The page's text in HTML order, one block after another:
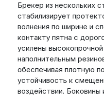
Брекер из нескольких
стабилизирует
волнения по ширине и
контакту пятна с
усилены
наполнительным
обеспечивая плотную
устойчивость к
воздействии. Боковины